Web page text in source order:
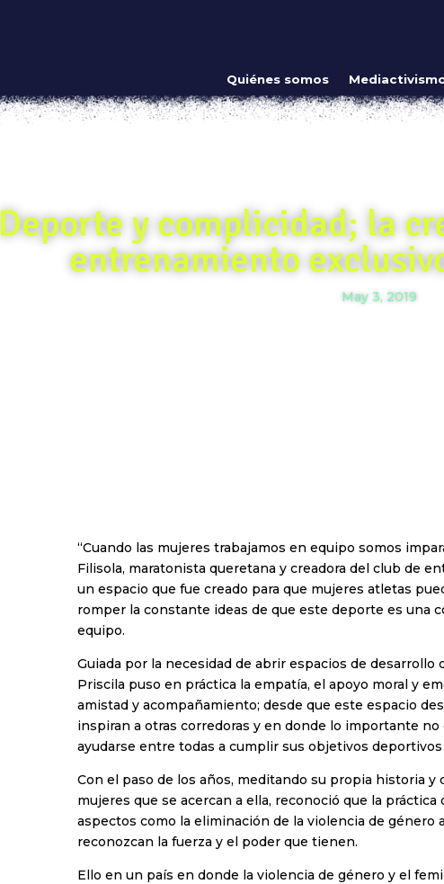
Quiénes somos
Deporte y complicidad; la
entrenamiento
May 3, 2019
“Cuando las mujeres trabajamos en equipo somos
Filisola, maratonista queretana y creadora del club de
un espacio que fue creado para que mujeres atletas
romper la constante ideas de que este deporte es una
equipo.
Guiada por la necesidad de abrir espacios de desarrollo
Priscila puso en práctica la empatía, el apoyo moral y
amistad y acompañamiento; desde que este espacio
inspiran a otras corredoras y en donde lo importante no
ayudarse entre todas a cumplir sus objetivos
Con el paso de los años, meditando su propia historia y
mujeres que se acercan a ella, reconoció que la
aspectos como la eliminación de la violencia de género
reconozcan la fuerza y el poder que tienen.
Ello en un país en donde la violencia de género y el